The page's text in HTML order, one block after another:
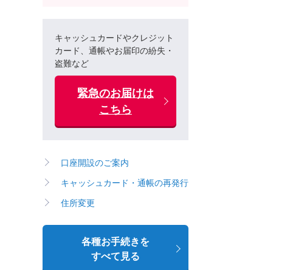
キャッシュカードやクレジット
カード、通帳やお届印の紛失・
盗難など
緊急のお届けは
こちら
口座開設のご案内
キャッシュカード・通帳の再発行
住所変更
各種お手続きを
すべて見る